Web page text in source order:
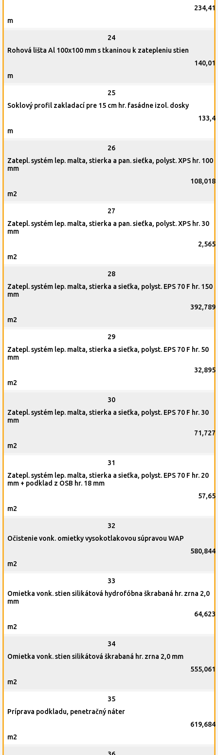
234,41
m
24
Rohová lišta Al 100x100 mm s tkaninou k zatepleniu stien
140,01
m
25
Soklový profil zakladací pre 15 cm hr. fasádne izol. dosky
133,4
m
26
Zatepl. systém lep. malta, stierka a pan. sieťka, polyst. XPS hr. 100
mm
108,018
m2
27
Zatepl. systém lep. malta, stierka a pan. sieťka, polyst. XPS hr. 30
mm
2,565
m2
28
Zatepl. systém lep. malta, stierka a sieťka, polyst. EPS 70 F hr. 150
mm
392,789
m2
29
Zatepl. systém lep. malta, stierka a sieťka, polyst. EPS 70 F hr. 50
mm
32,895
m2
30
Zatepl. systém lep. malta, stierka a sieťka, polyst. EPS 70 F hr. 30
mm
71,727
m2
31
Zatepl. systém lep. malta, stierka a sieťka, polyst. EPS 70 F hr. 20
mm + podklad z OSB hr. 18 mm
57,65
m2
32
Očistenie vonk. omietky vysokotlakovou súpravou WAP
580,844
m2
33
Omietka vonk. stien silikátová hydrofóbna škrabaná hr. zrna 2,0
mm
64,623
m2
34
Omietka vonk. stien silikátová škrabaná hr. zrna 2,0 mm
555,061
m2
35
Príprava podkladu, penetračný náter
619,684
m2